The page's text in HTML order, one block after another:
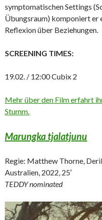
symptomatischen Settings
Übungsraum) komponiert er
Reflexion über Beziehungen.
SCREENING TIMES:
19.02. / 12:00 Cubix 2
Mehr über den Film erfahrt
Stumm.
Marungka tjalatjunu
Regie: Matthew Thorne,
Australien, 2022, 25′
TEDDY nominated